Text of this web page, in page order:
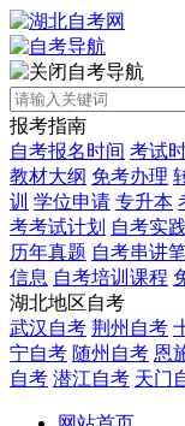
自考导航
报考指南
自考报名时间 考试
教材大纲 免考办理
训 学位申请 专升本
考考试计划 自考实
历年真题 自考串讲
信息 自考培训课程
湖北地区自考
武汉自考 荆州自考
宁自考 随州自考 恩
自考 潜江自考 天门